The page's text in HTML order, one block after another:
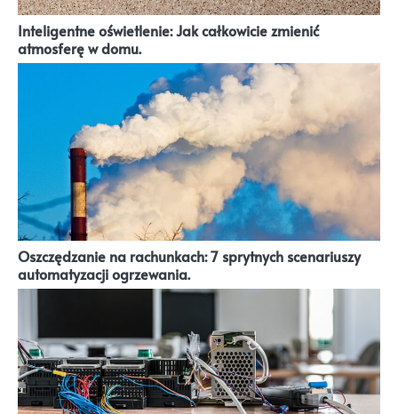
Inteligentne oświetlenie: Jak całkowicie zmienić
atmosferę w domu.
Oszczędzanie na rachunkach: 7 sprytnych scenariuszy
automatyzacji ogrzewania.